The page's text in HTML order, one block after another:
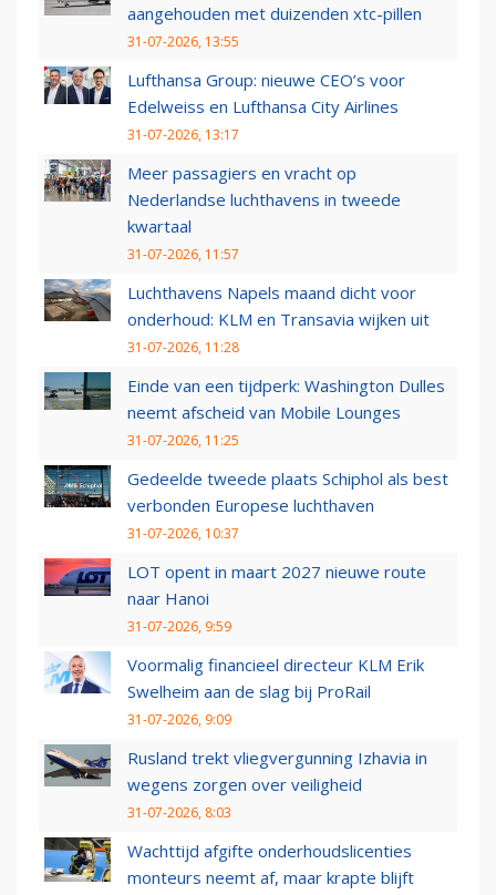
aangehouden met duizenden xtc-pillen
31-07-2026, 13:55
Lufthansa Group: nieuwe CEO’s voor
Edelweiss en Lufthansa City Airlines
31-07-2026, 13:17
Meer passagiers en vracht op
Nederlandse luchthavens in tweede
kwartaal
31-07-2026, 11:57
Luchthavens Napels maand dicht voor
onderhoud: KLM en Transavia wijken uit
31-07-2026, 11:28
Einde van een tijdperk: Washington Dulles
neemt afscheid van Mobile Lounges
31-07-2026, 11:25
Gedeelde tweede plaats Schiphol als best
verbonden Europese luchthaven
31-07-2026, 10:37
LOT opent in maart 2027 nieuwe route
naar Hanoi
31-07-2026, 9:59
Voormalig financieel directeur KLM Erik
Swelheim aan de slag bij ProRail
31-07-2026, 9:09
Rusland trekt vliegvergunning Izhavia in
wegens zorgen over veiligheid
31-07-2026, 8:03
Wachttijd afgifte onderhoudslicenties
monteurs neemt af, maar krapte blijft